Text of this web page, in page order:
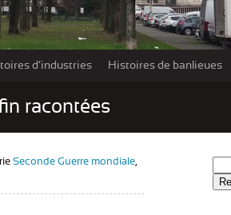
d’industries Histoires de banlieues
– Extraits
racontées
Seconde Guerre mondiale